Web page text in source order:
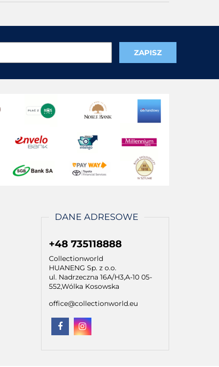
DANE ADRESOWE
+48 735118888
Collectionworld
HUANENG Sp. z o.o.
ul. Nadrzeczna 16A/H3,A-10 05-
552,Wólka Kosowska
office@collectionworld.eu